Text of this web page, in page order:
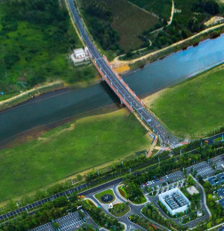
退出VR模式
VR模式设置